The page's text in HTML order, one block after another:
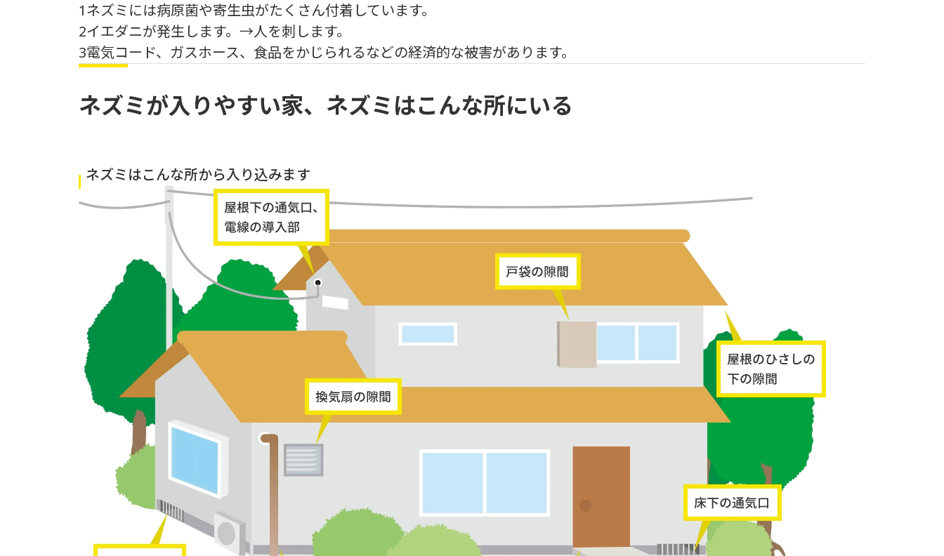
1ネズミには病原菌や寄生虫がたくさん付着しています。
2イエダニが発生します。→人を刺します。
3電気コード、ガスホース、食品をかじられるなどの経済的な被害があります。
ネズミが入りやすい家、 ネズミはこんな所にいる
ネズミはこんな所から入り込みます